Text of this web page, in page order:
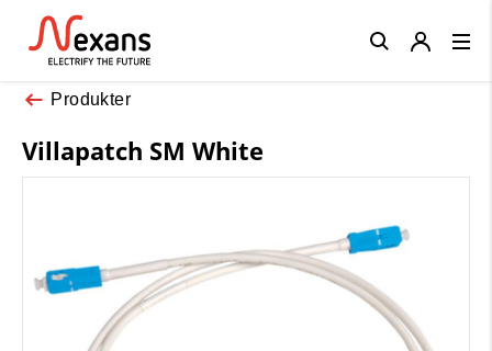
Produkter
Villapatch SM White
Close